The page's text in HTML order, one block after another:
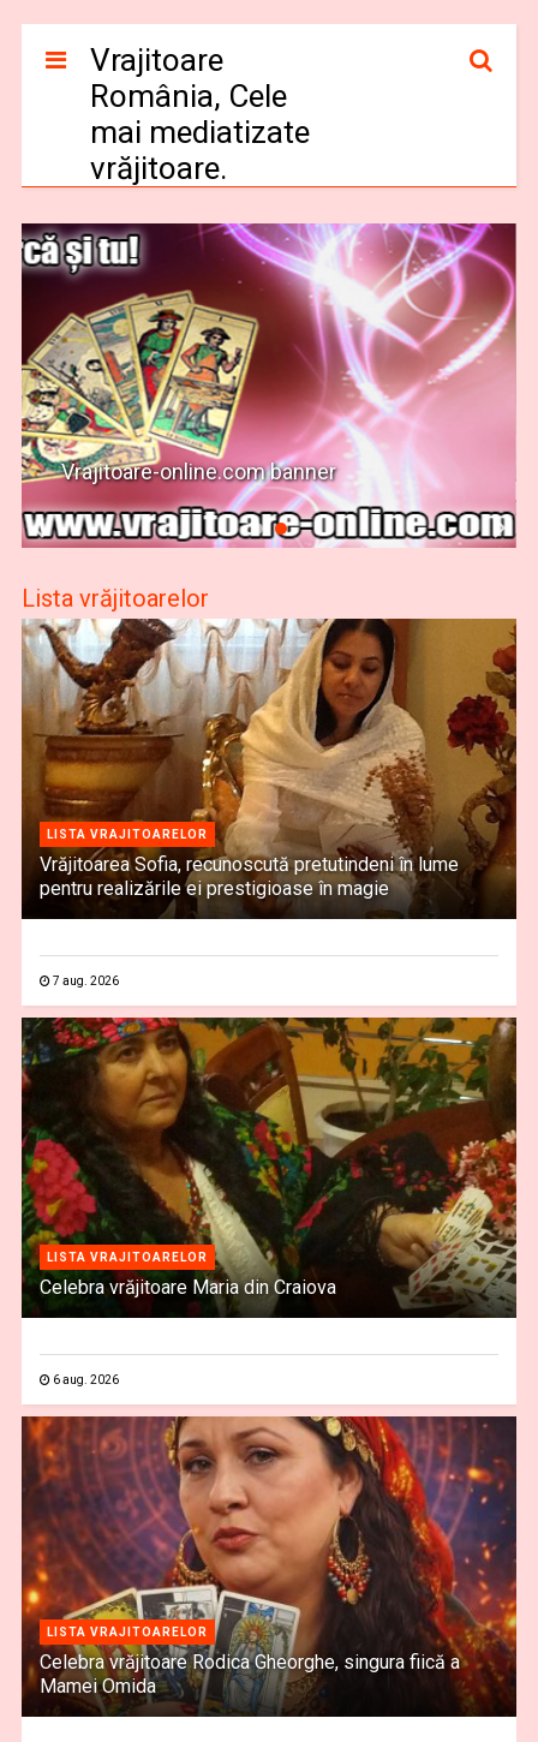
Vrajitoare
România, Cele
mai mediatizate
vrăjitoare.
Vrajitoare-online.com banner
Lista vrăjitoarelor
LISTA VRAJITOARELOR
Vrăjitoarea Sofia, recunoscută pretutindeni în lume
pentru realizările ei prestigioase în magie
7 aug. 2026
LISTA VRAJITOARELOR
Celebra vrăjitoare Maria din Craiova
6 aug. 2026
LISTA VRAJITOARELOR
Celebra vrăjitoare Rodica Gheorghe, singura fiică a
Mamei Omida